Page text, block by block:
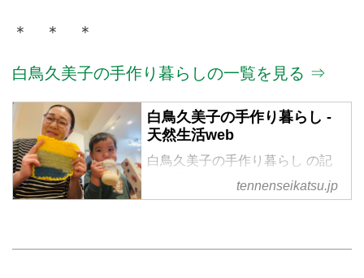
＊ ＊ ＊
白鳥久美子の手作り暮らしの一覧を見る ⇒
白鳥久美子の手作り暮らし -
天然生活web
白鳥久美子の手作り暮らし の記
tennenseikatsu.jp